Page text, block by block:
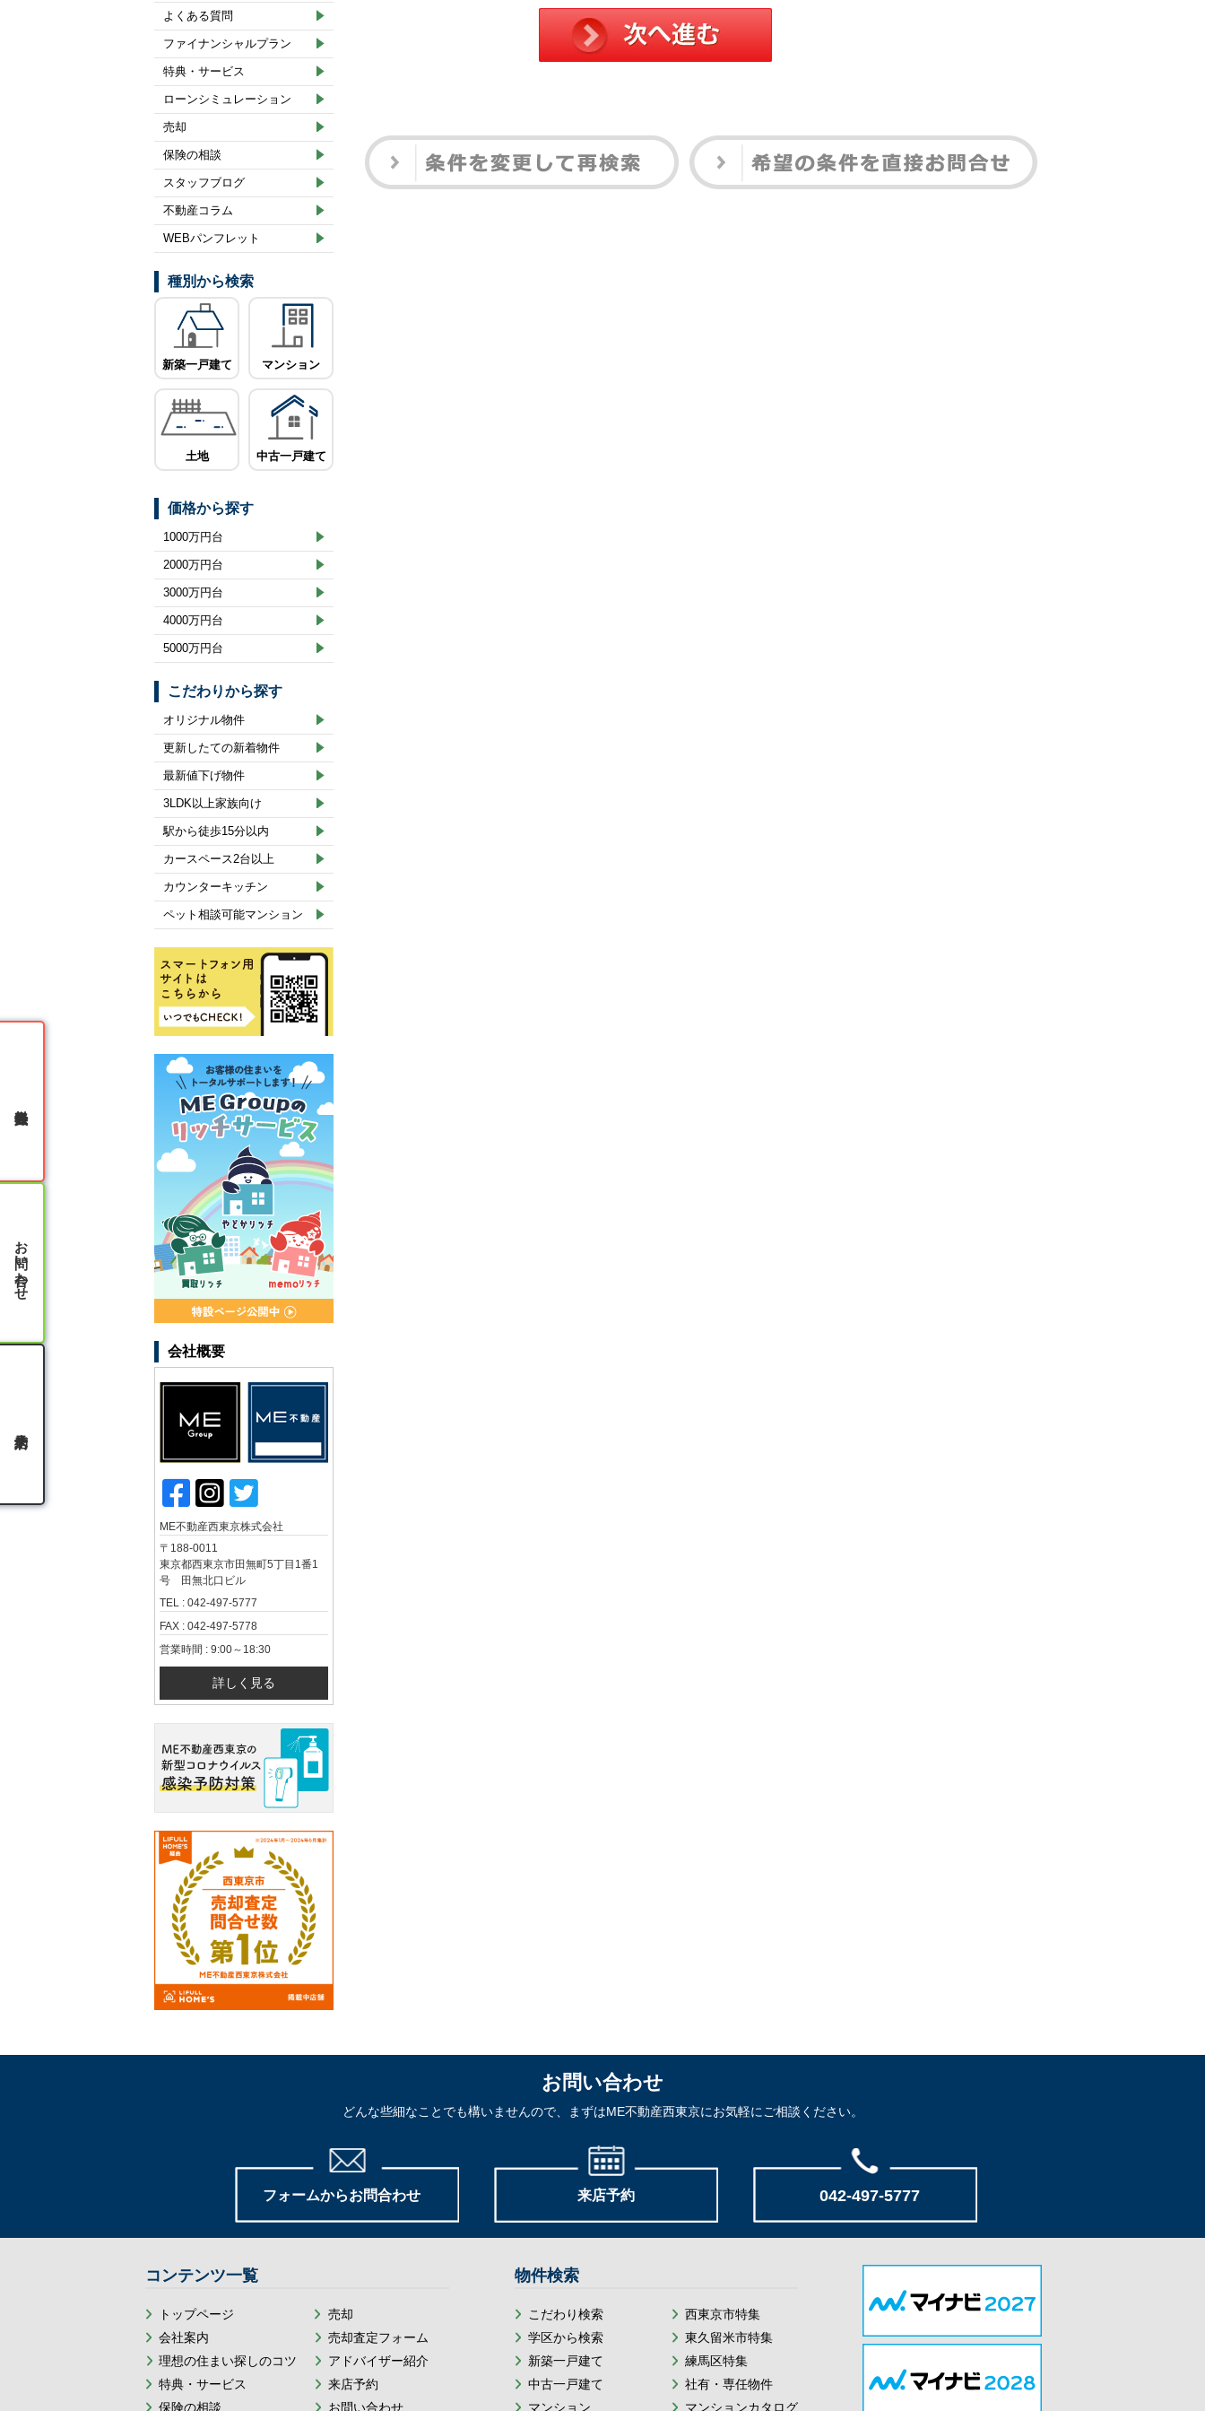
よくある質問
ファイナンシャルプラン
特典・サービス
ローンシミュレーション
売却
保険の相談
スタッフブログ
不動産コラム
WEBパンフレット
種別から検索
新築一戸建て マンション
土地 中古一戸建て
価格から探す
1000万円台
2000万円台
3000万円台
4000万円台
5000万円台
こだわりから探す
オリジナル物件
更新したての新着物件
最新値下げ物件
3LDK以上家族向け
駅から徒歩15分以内
カースペース2台以上
カウンターキッチン
ペット相談可能マンション
会社概要
ME不動産西東京株式会社
〒188-0011
東京都西東京市田無町5丁目1番1
号 田無北口ビル
TEL : 042-497-5777
FAX : 042-497-5778
営業時間 : 9:00～18:30
詳しく見る
お問い合わせ
どんな些細なことでも構いませんので、まずはME不動産西東京にお気軽にご相談ください。
フォームからお問合わせ 来店予約 042-497-5777
コンテンツ一覧
トップページ
会社案内
理想の住まい探しのコツ
特典・サービス
保険の相談
売却
売却査定フォーム
アドバイザー紹介
来店予約
お問い合わせ
物件検索
こだわり検索
学区から検索
新築一戸建て
中古一戸建て
マンション
西東京市特集
東久留米市特集
練馬区特集
社有・専任物件
マンションカタログ
お問い合わせ